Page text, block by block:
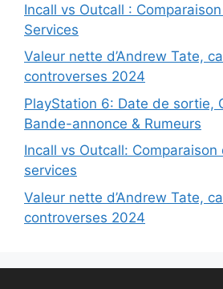
Incall vs Outcall :
Services
Valeur nette d’Andrew Tate,
controverses 2024
PlayStation 6: Date de sortie,
Bande-annonce & Rumeurs
Incall vs Outcall:
services
Valeur nette d’Andrew Tate,
controverses 2024